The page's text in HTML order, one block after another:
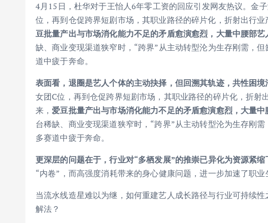
4月15日，杜华对于王怡人6年零工资的回应引发网友热议。金
位，再到仓促跨界短剧市场，其职业路径的碎片化，折射出行
豆批量产出与市场消化能力不足的矛盾愈演愈烈，大量中腰部
缺、商业变现渠道狭窄时，“跨界”从主动转型沦为生存刚需，
道中疲于奔命。
表面看，退圈是艺人个体的主动抉择，但回溯其轨迹，共性困境
女团C位，再到仓促跨界短剧市场，其职业路径的碎片化，折
来，爱豆批量产出与市场消化能力不足的矛盾愈演愈烈，大量
台稀缺、商业变现渠道狭窄时，“跨界”从主动转型沦为生存刚
多赛道中疲于奔命。
更深层的问题在于，行业对“多栖发展”的推崇已异化为资源紧缩
“内卷”，而高强度消耗带来的身心健康问题，进一步加速了职业
当流水线造星难以为继，如何重建艺人成长路径与行业可持续
解法？